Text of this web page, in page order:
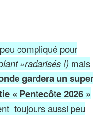
compliqué pour
»radarisés !) mais
gardera un super
« Pentecôte 2026 »
toujours aussi peu